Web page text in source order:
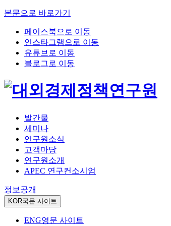
본문으로 바로가기
페이스북으로 이동
인스타그램으로 이동
유튜브로 이동
블로그로 이동
발간물
세미나
연구원소식
고객마당
연구원소개
APEC 연구컨소시엄
정보공개
KOR국문 사이트
ENG영문 사이트